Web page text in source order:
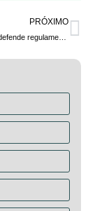
PRÓXIMO
Deputado Goura defende regulamentação da cannabis medicinal e pede apoio ao #PL399